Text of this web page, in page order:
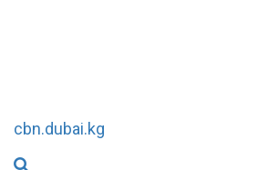
cbn.dubai.kg